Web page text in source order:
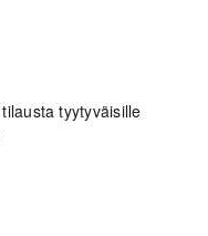
tilausta tyytyväisille